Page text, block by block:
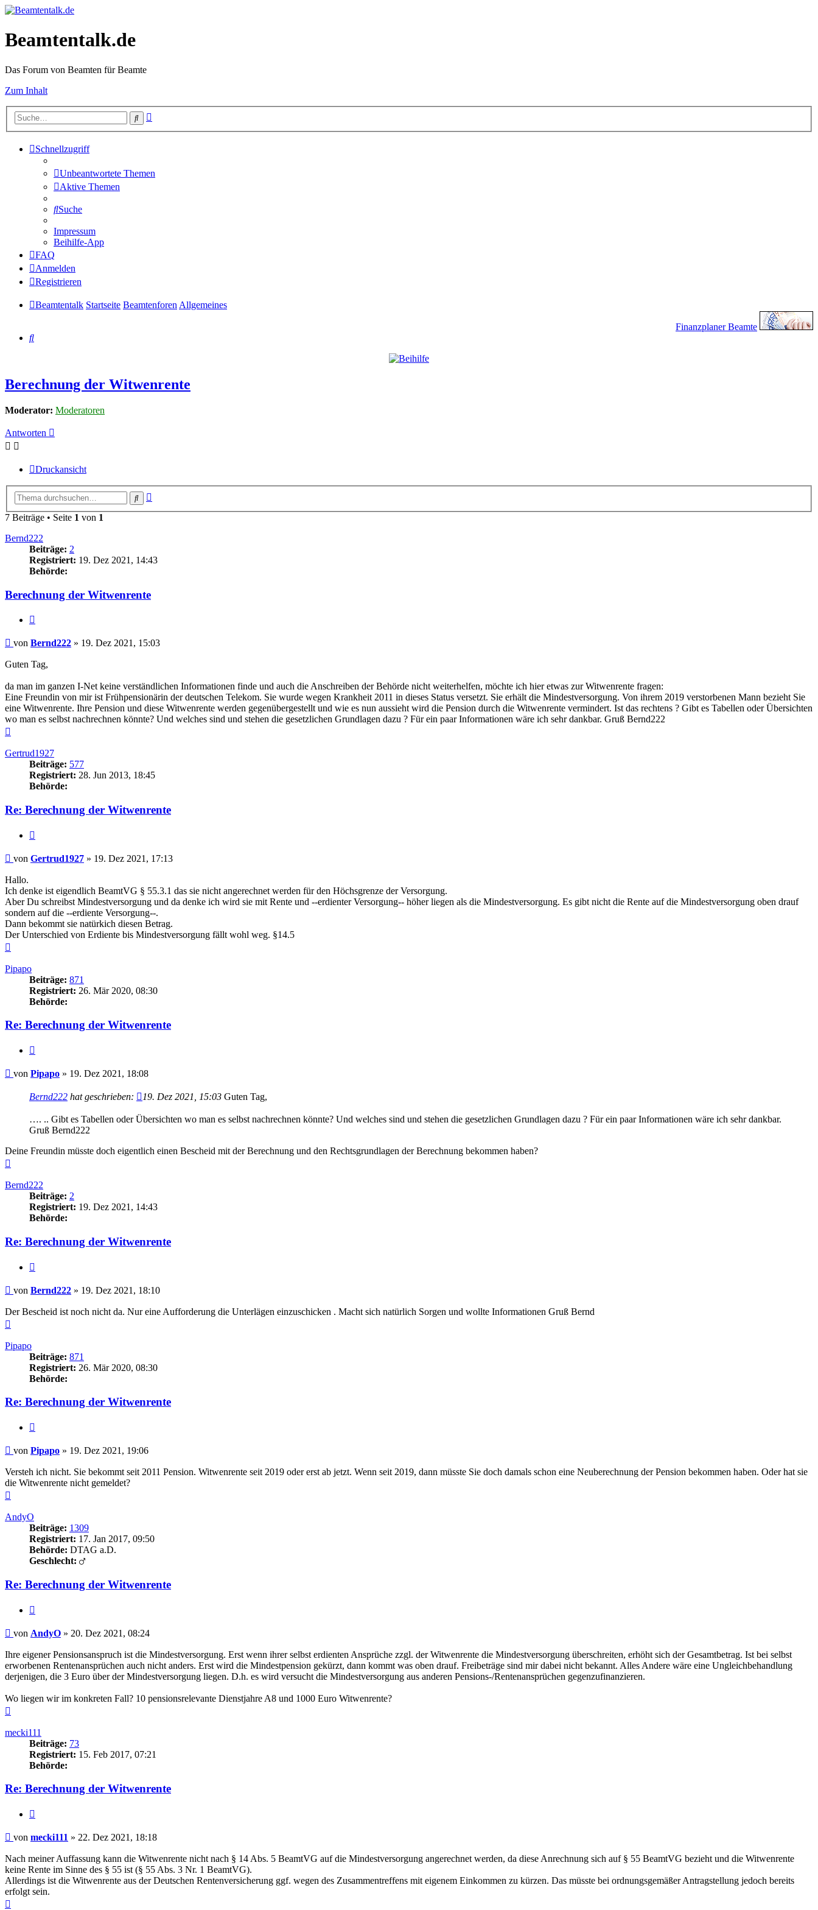
Beamtentalk.de
Das Forum von Beamten für Beamte
Zum Inhalt
Suche
Schnellzugriff
Unbeantwortete Themen
Aktive Themen
Suche
Impressum
Beihilfe-App
FAQ
Anmelden
Registrieren
Beamtentalk Startseite BeamtenforenAllgemeines
Finanzplaner Beamte
Suche
Berechnung der Witwenrente
Moderator: Moderatoren
Antworten
Druckansicht
Suche
7 Beiträge • Seite 1 von 1
Bernd222
Beiträge: 2
Registriert: 19. Dez 2021, 14:43
Behörde:
Berechnung der Witwenrente
Beitrag
von Bernd222 » 19. Dez 2021, 15:03
Guten Tag,
da man im ganzen I-Net keine verständlichen Informationen finde und auch die Anschreiben der Behörde nicht weiterhelfen, möchte ich hier etwas zur Witwenrente fragen:
Eine Freundin von mir ist Frühpensionärin der deutschen Telekom. Sie wurde wegen Krankheit 2011 in dieses Status versetzt. Sie erhält die Mindestversorgung. Von ihrem 2019 verstorbenen Mann bezieht Sie
eine Witwenrente. Ihre Pension und diese Witwenrente werden gegenübergestellt und wie es nun aussieht wird die Pension durch die Witwenrente vermindert. Ist das rechtens ? Gibt es Tabellen oder Übersichten
wo man es selbst nachrechnen könnte? Und welches sind und stehen die gesetzlichen Grundlagen dazu ? Für ein paar Informationen wäre ich sehr dankbar. Gruß Bernd222
Gertrud1927
Beiträge: 577
Registriert: 28. Jun 2013, 18:45
Behörde:
Re: Berechnung der Witwenrente
Beitrag
von Gertrud1927 » 19. Dez 2021, 17:13
Hallo.
Ich denke ist eigendlich BeamtVG § 55.3.1 das sie nicht angerechnet werden für den Höchsgrenze der Versorgung.
Aber Du schreibst Mindestversorgung und da denke ich wird sie mit Rente und --erdienter Versorgung-- höher liegen als die Mindestversorgung. Es gibt nicht die Rente auf die Mindestversorgung oben drauf
sondern auf die --erdiente Versorgung--.
Dann bekommt sie natürkich diesen Betrag.
Der Unterschied von Erdiente bis Mindestversorgung fällt wohl weg. §14.5
Pipapo
Beiträge: 871
Registriert: 26. Mär 2020, 08:30
Behörde:
Re: Berechnung der Witwenrente
Beitrag
von Pipapo » 19. Dez 2021, 18:08
Bernd222 hat geschrieben: 19. Dez 2021, 15:03 Guten Tag,
…. .. Gibt es Tabellen oder Übersichten wo man es selbst nachrechnen könnte? Und welches sind und stehen die gesetzlichen Grundlagen dazu ? Für ein paar Informationen wäre ich sehr dankbar.
Gruß Bernd222
Deine Freundin müsste doch eigentlich einen Bescheid mit der Berechnung und den Rechtsgrundlagen der Berechnung bekommen haben?
Bernd222
Beiträge: 2
Registriert: 19. Dez 2021, 14:43
Behörde:
Re: Berechnung der Witwenrente
Beitrag
von Bernd222 » 19. Dez 2021, 18:10
Der Bescheid ist noch nicht da. Nur eine Aufforderung die Unterlägen einzuschicken . Macht sich natürlich Sorgen und wollte Informationen Gruß Bernd
Pipapo
Beiträge: 871
Registriert: 26. Mär 2020, 08:30
Behörde:
Re: Berechnung der Witwenrente
Beitrag
von Pipapo » 19. Dez 2021, 19:06
Versteh ich nicht. Sie bekommt seit 2011 Pension. Witwenrente seit 2019 oder erst ab jetzt. Wenn seit 2019, dann müsste Sie doch damals schon eine Neuberechnung der Pension bekommen haben. Oder hat sie
die Witwenrente nicht gemeldet?
AndyO
Beiträge: 1309
Registriert: 17. Jan 2017, 09:50
Behörde: DTAG a.D.
Geschlecht:
Re: Berechnung der Witwenrente
Beitrag
von AndyO » 20. Dez 2021, 08:24
Ihre eigener Pensionsanspruch ist die Mindestversorgung. Erst wenn ihrer selbst erdienten Ansprüche zzgl. der Witwenrente die Mindestversorgung überschreiten, erhöht sich der Gesamtbetrag. Ist bei selbst
erworbenen Rentenansprüchen auch nicht anders. Erst wird die Mindestpension gekürzt, dann kommt was oben drauf. Freibeträge sind mir dabei nicht bekannt. Alles Andere wäre eine Ungleichbehandlung
derjenigen, die 3 Euro über der Mindestversorgung liegen. D.h. es wird versucht die Mindestversorgung aus anderen Pensions-/Rentenansprüchen gegenzufinanzieren.
Wo liegen wir im konkreten Fall? 10 pensionsrelevante Dienstjahre A8 und 1000 Euro Witwenrente?
mecki111
Beiträge: 73
Registriert: 15. Feb 2017, 07:21
Behörde:
Re: Berechnung der Witwenrente
Beitrag
von mecki111 » 22. Dez 2021, 18:18
Nach meiner Auffassung kann die Witwenrente nicht nach § 14 Abs. 5 BeamtVG auf die Mindestversorgung angerechnet werden, da diese Anrechnung sich auf § 55 BeamtVG bezieht und die Witwenrente
keine Rente im Sinne des § 55 ist (§ 55 Abs. 3 Nr. 1 BeamtVG).
Allerdings ist die Witwenrente aus der Deutschen Rentenversicherung ggf. wegen des Zusammentreffens mit eigenem Einkommen zu kürzen. Das müsste bei ordnungsgemäßer Antragstellung jedoch bereits
erfolgt sein.